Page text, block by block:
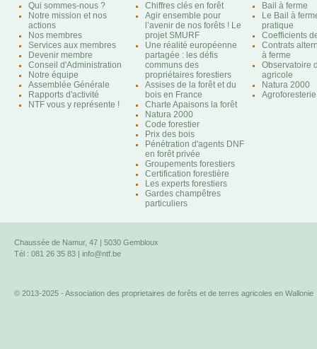
Qui sommes-nous ?
Notre mission et nos
actions
Nos membres
Services aux membres
Devenir membre
Conseil d'Administration
Notre équipe
Assemblée Générale
Rapports d'activité
NTF vous y représente !
Chiffres clés en forêt
Agir ensemble pour
l’avenir de nos forêts ! Le
projet SMURF
Une réalité européenne
partagée : les défis
communs des
propriétaires forestiers
Assises de la forêt et du
bois en France
Charte Apaisons la forêt
Natura 2000
Code forestier
Prix des bois
Pénétration d'agents DNF
en forêt privée
Groupements forestiers
Certification forestière
Les experts forestiers
Gardes champêtres
particuliers
Bail à ferme
Le Bail à
pratique
Coefficients
Contrats
à ferme
Observatoire
agricole
Natura 2000
Chaussée de Namur, 47 | 5030 Gembloux
Tél : 081 26 35 83 | info@ntf.be
© 2013-2025 - Association des proprietaires de forêts et de terres agricoles en Wallonie